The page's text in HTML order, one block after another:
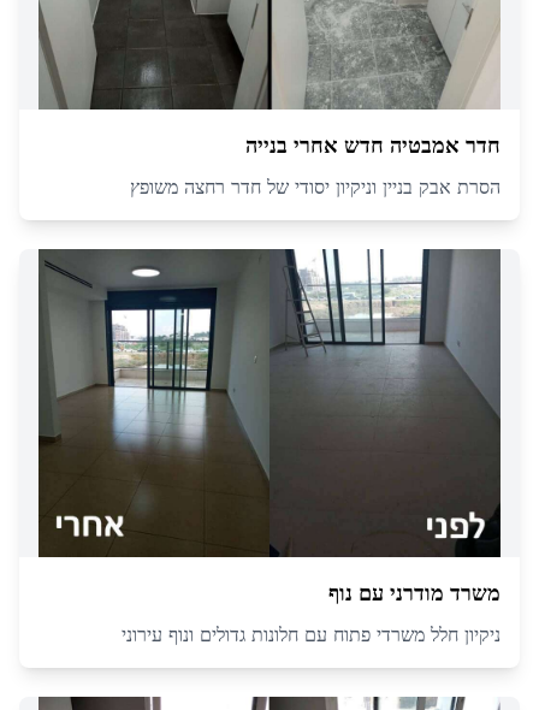
חדר אמבטיה חדש אחרי בנייה
הסרת אבק בניין וניקיון יסודי של חדר רחצה משופץ
משרד מודרני עם נוף
ניקיון חלל משרדי פתוח עם חלונות גדולים ונוף עירוני